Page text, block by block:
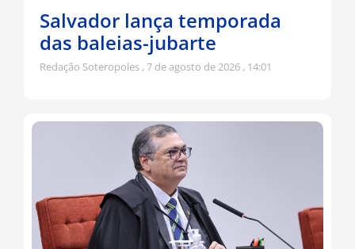
Salvador lança temporada
das baleias-jubarte
Redação Soteropoles 7 de agosto de 2026 14:01